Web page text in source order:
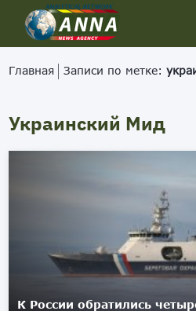
Главная Записи по метке:
Украинский Мид
К России обратились